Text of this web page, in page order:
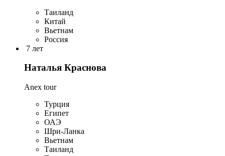
Таиланд
Китай
Вьетнам
Россия
7 лет
Наталья Краснова
Anex tour
Турция
Египет
ОАЭ
Шри-Ланка
Вьетнам
Таиланд